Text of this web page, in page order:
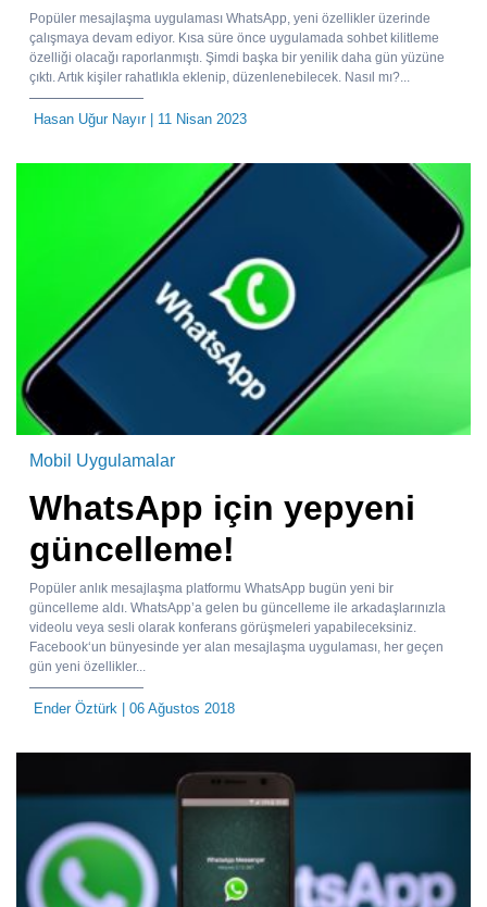
Popüler mesajlaşma uygulaması WhatsApp, yeni özellikler üzerinde
çalışmaya devam ediyor. Kısa süre önce uygulamada sohbet kilitleme
özelliği olacağı raporlanmıştı. Şimdi başka bir yenilik daha gün yüzüne
çıktı. Artık kişiler rahatlıkla eklenip, düzenlenebilecek. Nasıl mı?...
Hasan Uğur Nayır| 11 Nisan 2023
Mobil Uygulamalar
WhatsApp için yepyeni
güncelleme!
Popüler anlık mesajlaşma platformu WhatsApp bugün yeni bir
güncelleme aldı. WhatsApp’a gelen bu güncelleme ile arkadaşlarınızla
videolu veya sesli olarak konferans görüşmeleri yapabileceksiniz.
Facebook‘un bünyesinde yer alan mesajlaşma uygulaması, her geçen
gün yeni özellikler...
Ender Öztürk | 06 Ağustos 2018